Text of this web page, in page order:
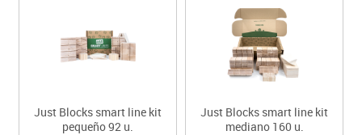
Just Blocks smart line kit
pequeño 92 u.
Just Blocks smart line kit
mediano 160 u.